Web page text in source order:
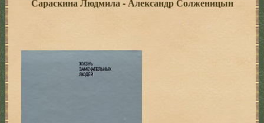
Сараскина Людмила - Александр Солженицын